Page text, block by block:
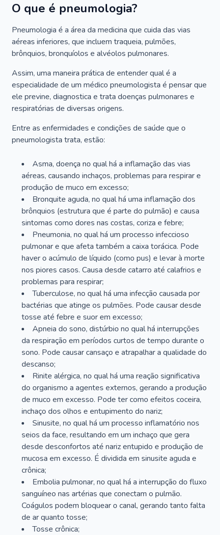
O que é pneumologia?
Pneumologia é a área da medicina que cuida das vias
aéreas inferiores, que incluem traqueia, pulmões,
brônquios, bronquíolos e alvéolos pulmonares.
Assim, uma maneira prática de entender qual é a
especialidade de um médico pneumologista é pensar que
ele previne, diagnostica e trata doenças pulmonares e
respiratórias de diversas origens.
Entre as enfermidades e condições de saúde que o
pneumologista trata, estão:
Asma, doença no qual há a inflamação das vias
aéreas, causando inchaços, problemas para respirar e
produção de muco em excesso;
Bronquite aguda, no qual há uma inflamação dos
brônquios (estrutura que é parte do pulmão) e causa
sintomas como dores nas costas, coriza e febre;
Pneumonia, no qual há um processo infeccioso
pulmonar e que afeta também a caixa torácica. Pode
haver o acúmulo de líquido (como pus) e levar à morte
nos piores casos. Causa desde catarro até calafrios e
problemas para respirar;
Tuberculose, no qual há uma infecção causada por
bactérias que atinge os pulmões. Pode causar desde
tosse até febre e suor em excesso;
Apneia do sono, distúrbio no qual há interrupções
da respiração em períodos curtos de tempo durante o
sono. Pode causar cansaço e atrapalhar a qualidade do
descanso;
Rinite alérgica, no qual há uma reação significativa
do organismo a agentes externos, gerando a produção
de muco em excesso. Pode ter como efeitos coceira,
inchaço dos olhos e entupimento do nariz;
Sinusite, no qual há um processo inflamatório nos
seios da face, resultando em um inchaço que gera
desde desconfortos até nariz entupido e produção de
mucosa em excesso. É dividida em sinusite aguda e
crônica;
Embolia pulmonar, no qual há a interrupção do fluxo
sanguíneo nas artérias que conectam o pulmão.
Coágulos podem bloquear o canal, gerando tanto falta
de ar quanto tosse;
Tosse crônica;